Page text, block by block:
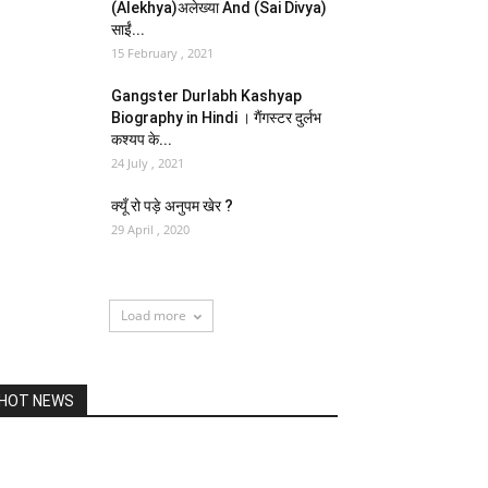
(Alekhya)अलेख्या And (Sai Divya)
साईं...
15 February , 2021
Gangster Durlabh Kashyap
Biography in Hindi । गैंगस्टर दुर्लभ
कश्यप के...
24 July , 2021
क्यूँ रो पड़े अनुपम खेर ?
29 April , 2020
Load more
NEWS